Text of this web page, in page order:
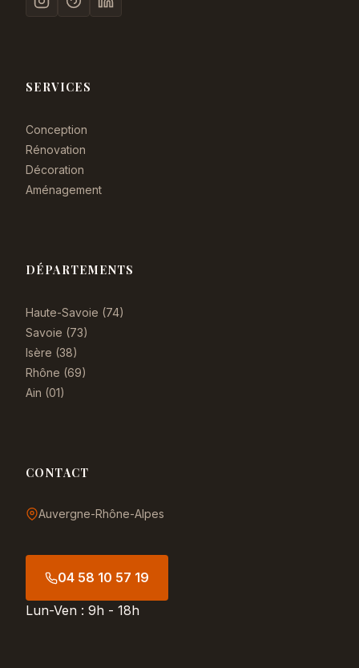
SERVICES
Conception
Rénovation
Décoration
Aménagement
DÉPARTEMENTS
Haute-Savoie (74)
Savoie (73)
Isère (38)
Rhône (69)
Ain (01)
CONTACT
Auvergne-Rhône-Alpes
04 58 10 57 19
Lun-Ven : 9h - 18h